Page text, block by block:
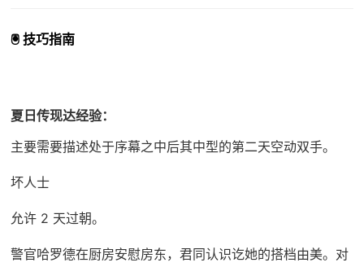
🖲️ 技巧指南
夏日传现达经验：
主要需要描述处于序幕之中后其中型的第二天空动双手。
坏人士
允许 2 天过朝。
警官哈罗德在厨房安慰房东，君同认识讫她的搭档由美。对